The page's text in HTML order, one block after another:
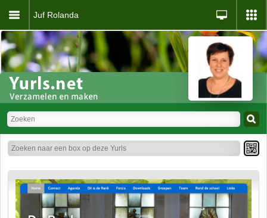
Juf Rolanda